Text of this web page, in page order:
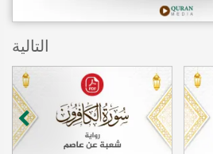
التالية